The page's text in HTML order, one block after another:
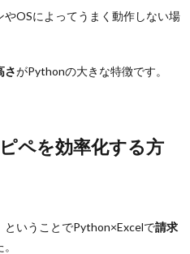
OSによってうまく動作しない場
さがPythonの大きな特徴です。
ペを効率化する方
いうことでPython×Excelで請求